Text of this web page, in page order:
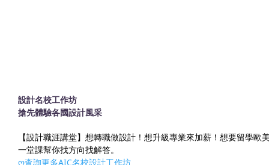
設計名校工作坊
搶先體驗各國設計風采
【設計職涯講堂】想轉職做設計！想升級專業來加薪！想要留學歐
一堂課幫你找方向找解答。
ღ查詢更多AIC名校設計工作坊